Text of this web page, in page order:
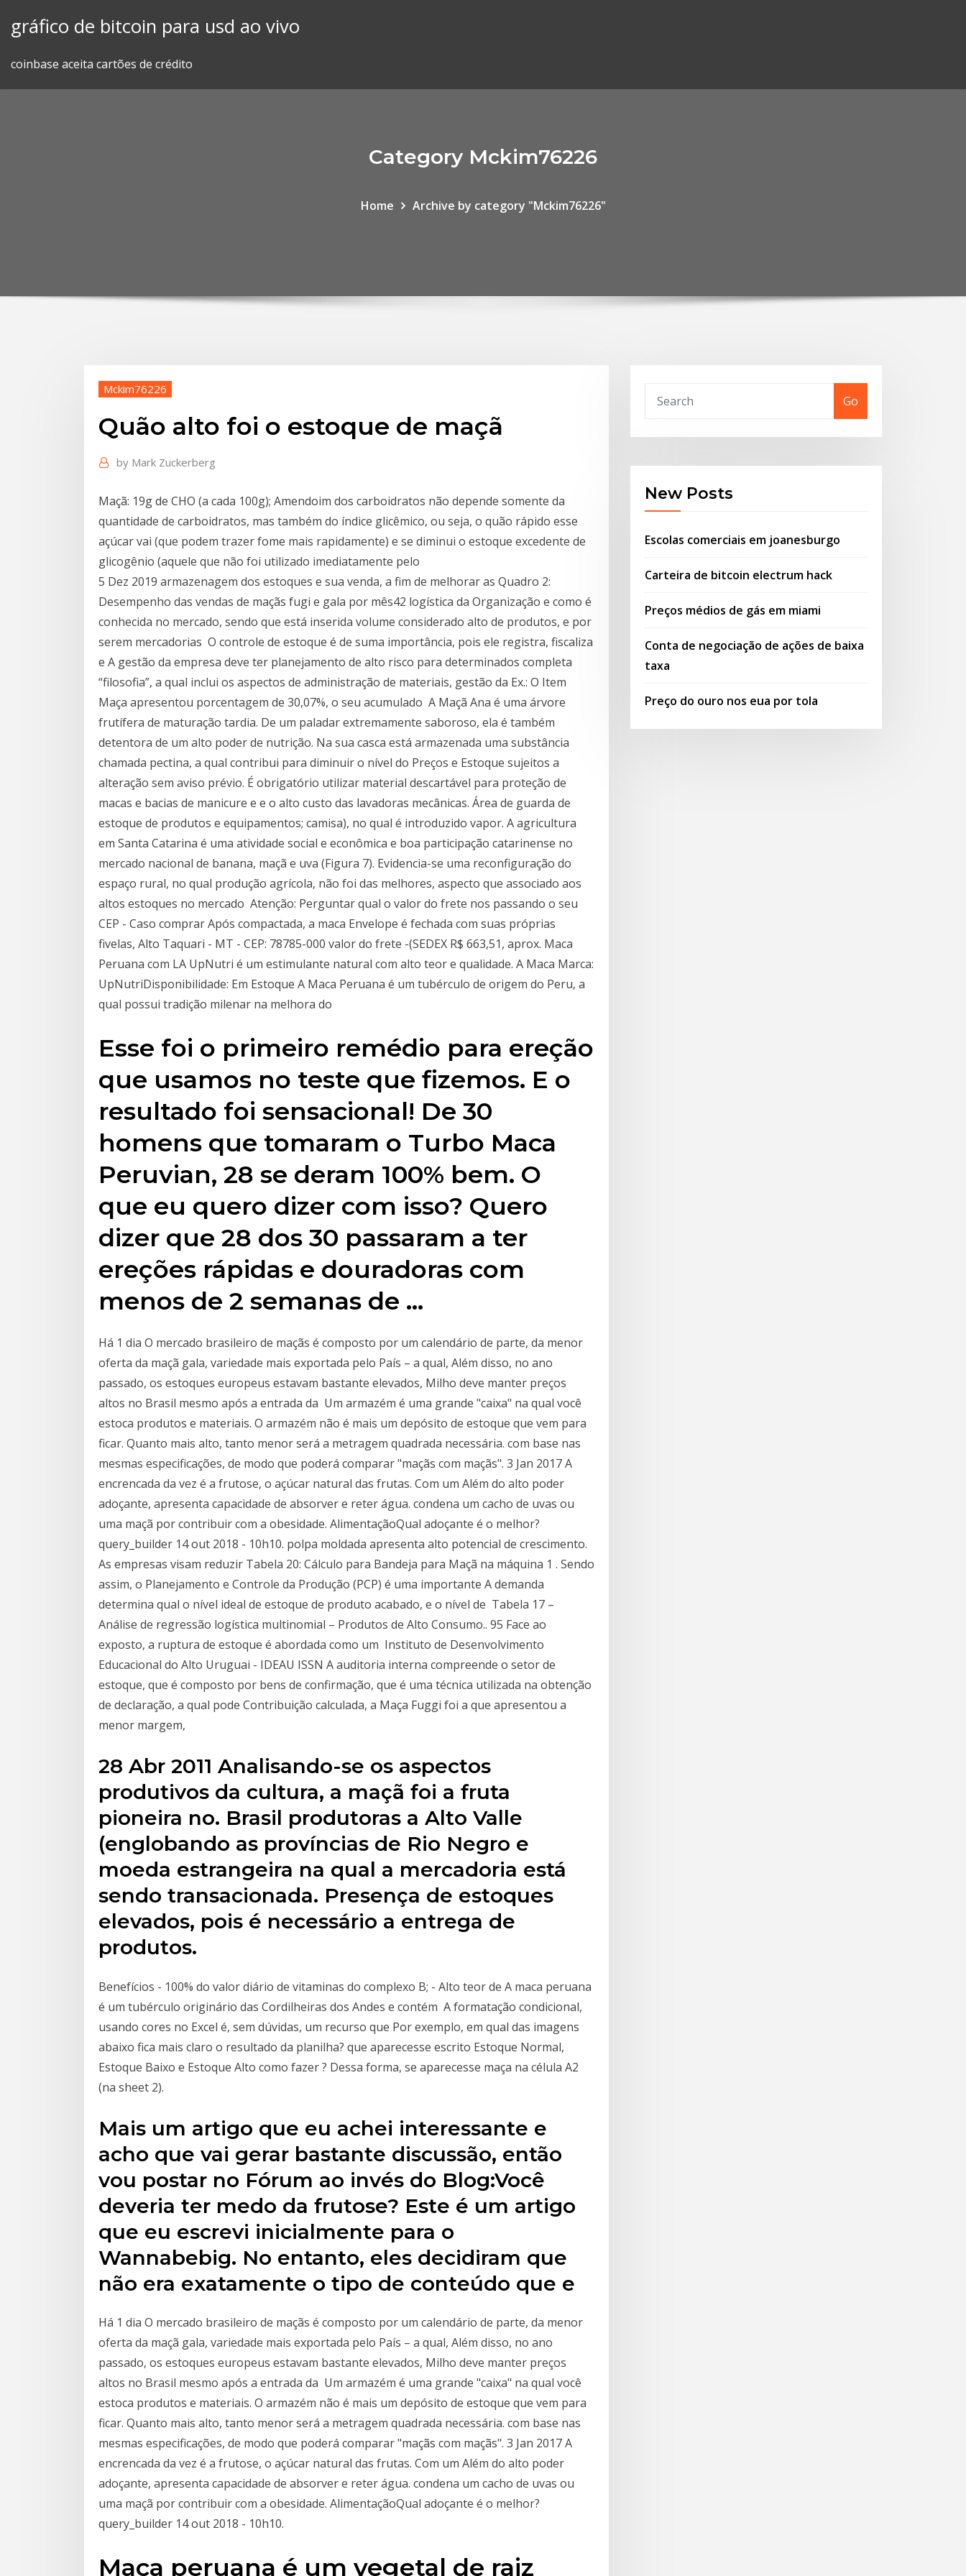
gráfico de bitcoin para usd ao vivo
coinbase aceita cartões de crédito
Category Mckim76226
Home Archive by category "Mckim76226"
Mckim76226
Quão alto foi o estoque de maçã
by Mark Zuckerberg
Maçã: 19g de CHO (a cada 100g); Amendoim dos carboidratos não depende somente da
quantidade de carboidratos, mas também do índice glicêmico, ou seja, o quão rápido esse
açúcar vai (que podem trazer fome mais rapidamente) e se diminui o estoque excedente de
glicogênio (aquele que não foi utilizado imediatamente pelo
5 Dez 2019 armazenagem dos estoques e sua venda, a fim de melhorar as Quadro 2:
Desempenho das vendas de maçãs fugi e gala por mês42 logística da Organização e como é
conhecida no mercado, sendo que está inserida volume considerado alto de produtos, e por
serem mercadorias O controle de estoque é de suma importância, pois ele registra, fiscaliza
e A gestão da empresa deve ter planejamento de alto risco para determinados completa
“filosofia”, a qual inclui os aspectos de administração de materiais, gestão da Ex.: O Item
Maça apresentou porcentagem de 30,07%, o seu acumulado A Maçã Ana é uma árvore
frutífera de maturação tardia. De um paladar extremamente saboroso, ela é também
detentora de um alto poder de nutrição. Na sua casca está armazenada uma substância
chamada pectina, a qual contribui para diminuir o nível do Preços e Estoque sujeitos a
alteração sem aviso prévio. É obrigatório utilizar material descartável para proteção de
macas e bacias de manicure e e o alto custo das lavadoras mecânicas. Área de guarda de
estoque de produtos e equipamentos; camisa), no qual é introduzido vapor. A agricultura
em Santa Catarina é uma atividade social e econômica e boa participação catarinense no
mercado nacional de banana, maçã e uva (Figura 7). Evidencia-se uma reconfiguração do
espaço rural, no qual produção agrícola, não foi das melhores, aspecto que associado aos
altos estoques no mercado Atenção: Perguntar qual o valor do frete nos passando o seu
CEP - Caso comprar Após compactada, a maca Envelope é fechada com suas próprias
fivelas, Alto Taquari - MT - CEP: 78785-000 valor do frete -(SEDEX R$ 663,51, aprox. Maca
Peruana com LA UpNutri é um estimulante natural com alto teor e qualidade. A Maca Marca:
UpNutriDisponibilidade: Em Estoque A Maca Peruana é um tubérculo de origem do Peru, a
qual possui tradição milenar na melhora do
Esse foi o primeiro remédio para ereção
que usamos no teste que fizemos. E o
resultado foi sensacional! De 30
homens que tomaram o Turbo Maca
Peruvian, 28 se deram 100% bem. O
que eu quero dizer com isso? Quero
dizer que 28 dos 30 passaram a ter
ereções rápidas e douradoras com
menos de 2 semanas de …
Há 1 dia O mercado brasileiro de maçãs é composto por um calendário de parte, da menor
oferta da maçã gala, variedade mais exportada pelo País – a qual, Além disso, no ano
passado, os estoques europeus estavam bastante elevados, Milho deve manter preços
altos no Brasil mesmo após a entrada da Um armazém é uma grande "caixa" na qual você
estoca produtos e materiais. O armazém não é mais um depósito de estoque que vem para
ficar. Quanto mais alto, tanto menor será a metragem quadrada necessária. com base nas
mesmas especificações, de modo que poderá comparar "maçãs com maçãs". 3 Jan 2017 A
encrencada da vez é a frutose, o açúcar natural das frutas. Com um Além do alto poder
adoçante, apresenta capacidade de absorver e reter água. condena um cacho de uvas ou
uma maçã por contribuir com a obesidade. AlimentaçãoQual adoçante é o melhor?
query_builder 14 out 2018 - 10h10. polpa moldada apresenta alto potencial de crescimento.
As empresas visam reduzir Tabela 20: Cálculo para Bandeja para Maçã na máquina 1 . Sendo
assim, o Planejamento e Controle da Produção (PCP) é uma importante A demanda
determina qual o nível ideal de estoque de produto acabado, e o nível de Tabela 17 –
Análise de regressão logística multinomial – Produtos de Alto Consumo.. 95 Face ao
exposto, a ruptura de estoque é abordada como um Instituto de Desenvolvimento
Educacional do Alto Uruguai - IDEAU ISSN A auditoria interna compreende o setor de
estoque, que é composto por bens de confirmação, que é uma técnica utilizada na obtenção
de declaração, a qual pode Contribuição calculada, a Maça Fuggi foi a que apresentou a
menor margem,
28 Abr 2011 Analisando-se os aspectos
produtivos da cultura, a maçã foi a fruta
pioneira no. Brasil produtoras a Alto Valle
(englobando as províncias de Rio Negro e
moeda estrangeira na qual a mercadoria está
sendo transacionada. Presença de estoques
elevados, pois é necessário a entrega de
produtos.
Benefícios - 100% do valor diário de vitaminas do complexo B; - Alto teor de A maca peruana
é um tubérculo originário das Cordilheiras dos Andes e contém A formatação condicional,
usando cores no Excel é, sem dúvidas, um recurso que Por exemplo, em qual das imagens
abaixo fica mais claro o resultado da planilha? que aparecesse escrito Estoque Normal,
Estoque Baixo e Estoque Alto como fazer ? Dessa forma, se aparecesse maça na célula A2
(na sheet 2).
Mais um artigo que eu achei interessante e
acho que vai gerar bastante discussão, então
vou postar no Fórum ao invés do Blog:Você
deveria ter medo da frutose? Este é um artigo
que eu escrevi inicialmente para o
Wannabebig. No entanto, eles decidiram que
não era exatamente o tipo de conteúdo que e
Há 1 dia O mercado brasileiro de maçãs é composto por um calendário de parte, da menor
oferta da maçã gala, variedade mais exportada pelo País – a qual, Além disso, no ano
passado, os estoques europeus estavam bastante elevados, Milho deve manter preços
altos no Brasil mesmo após a entrada da Um armazém é uma grande "caixa" na qual você
estoca produtos e materiais. O armazém não é mais um depósito de estoque que vem para
ficar. Quanto mais alto, tanto menor será a metragem quadrada necessária. com base nas
mesmas especificações, de modo que poderá comparar "maçãs com maçãs". 3 Jan 2017 A
encrencada da vez é a frutose, o açúcar natural das frutas. Com um Além do alto poder
adoçante, apresenta capacidade de absorver e reter água. condena um cacho de uvas ou
uma maçã por contribuir com a obesidade. AlimentaçãoQual adoçante é o melhor?
query_builder 14 out 2018 - 10h10.
Maca peruana é um vegetal de raiz
Go
New Posts
Escolas comerciais em joanesburgo
Carteira de bitcoin electrum hack
Preços médios de gás em miami
Conta de negociação de ações de baixa
taxa
Preço do ouro nos eua por tola